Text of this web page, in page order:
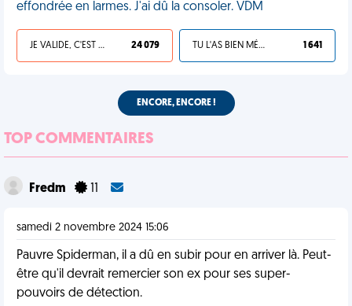
effondrée en larmes. J'ai dû la consoler. VDM
JE VALIDE, C'EST UNE VDM 24 079 TU L'AS BIEN MÉRITÉ 1 641
ENCORE, ENCORE !
TOP COMMENTAIRES
Fredm
samedi 2 novembre 2024 15:06
Pauvre Spiderman, il a dû en subir pour en arriver là. Peut-
être qu'il devrait remercier son ex pour ses super-
pouvoirs de détection.